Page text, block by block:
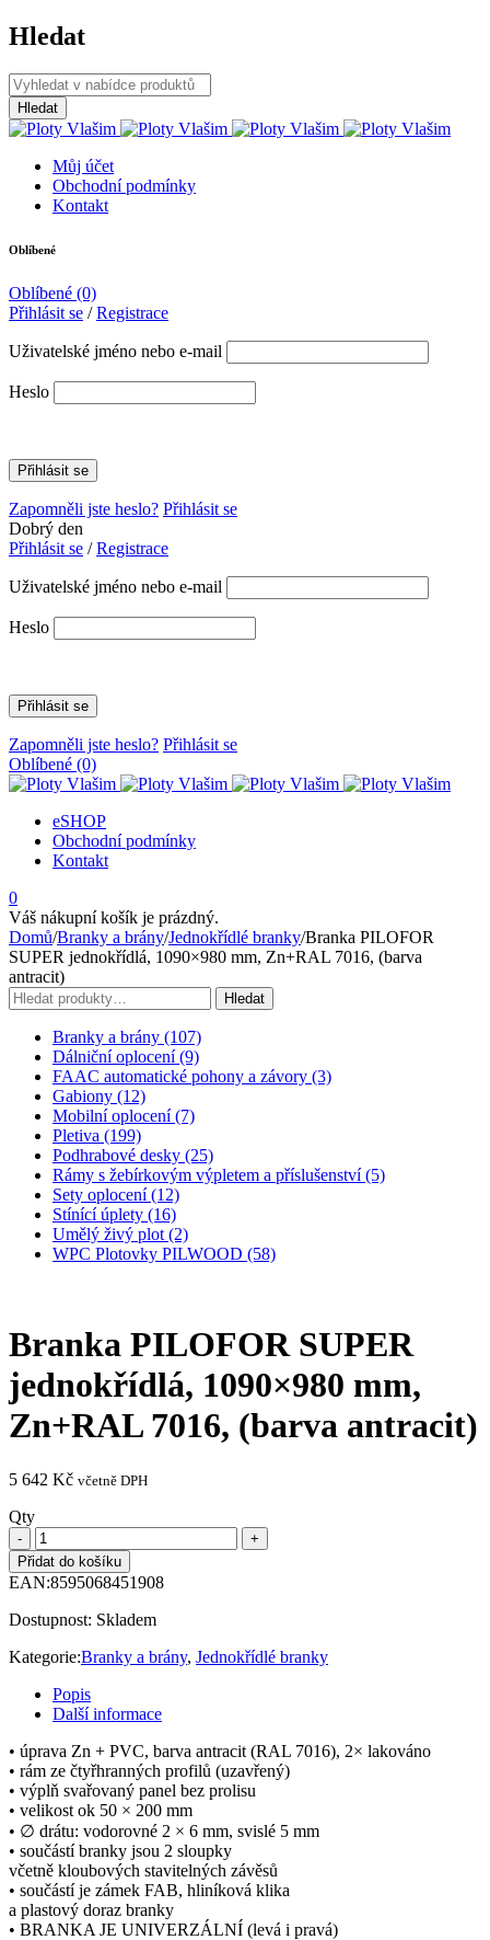
Hledat
Můj účet
Obchodní podmínky
Kontakt
Oblíbené
Oblíbené (0)
Přihlásit se /Registrace
Uživatelské jméno nebo e-mail
Heslo
Zapomněli jste heslo? Přihlásit se
Dobrý den
Přihlásit se /Registrace
Uživatelské jméno nebo e-mail
Heslo
Zapomněli jste heslo? Přihlásit se
Oblíbené (0)
eSHOP
Obchodní podmínky
Kontakt
0
Váš nákupní košík je prázdný.
Domů/Branky a brány/Jednokřídlé branky/Branka PILOFOR
SUPER jednokřídlá, 1090×980 mm, Zn+RAL 7016, (barva
antracit)
Hledat:
Hledat
Branky a brány (107)
Dálniční oplocení (9)
FAAC automatické pohony a závory (3)
Gabiony (12)
Mobilní oplocení (7)
Pletiva (199)
Podhrabové desky (25)
Rámy s žebírkovým výpletem a příslušenství (5)
Sety oplocení (12)
Stínící úplety (16)
Umělý živý plot (2)
WPC Plotovky PILWOOD (58)
Branka PILOFOR SUPER
jednokřídlá, 1090×980 mm,
Zn+RAL 7016, (barva antracit)
5 642 Kč včetně DPH
Qty
Přidat do košíku
EAN:8595068451908
Dostupnost: Skladem
Kategorie:Branky a brány, Jednokřídlé branky
Popis
Další informace
• úprava Zn + PVC, barva antracit (RAL 7016), 2× lakováno
• rám ze čtyřhranných profilů (uzavřený)
• výplň svařovaný panel bez prolisu
• velikost ok 50 × 200 mm
• ∅ drátu: vodorovné 2 × 6 mm, svislé 5 mm
• součástí branky jsou 2 sloupky
včetně kloubových stavitelných závěsů
• součástí je zámek FAB, hliníková klika
a plastový doraz branky
• BRANKA JE UNIVERZÁLNÍ (levá i pravá)